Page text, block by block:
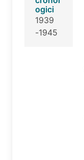
ogici
1939
-1945